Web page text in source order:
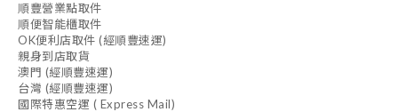
順豐營業點取件
順便智能櫃取件
OK便利店取件 (經順豐速運)
親身到店取貨
澳門 (經順豐速運)
台灣 (經順豐速運)
國際特惠空運 ( Express Mail)